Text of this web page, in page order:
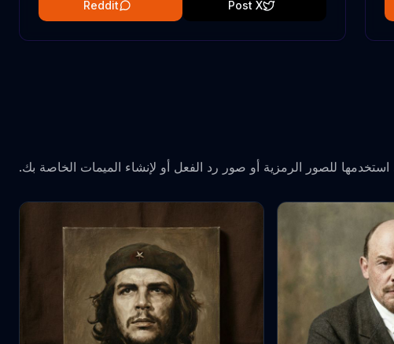
Post X
Reddit
للصور الرمزية أو صور رد الفعل أو لإنشاء الميمات الخاصة بك.